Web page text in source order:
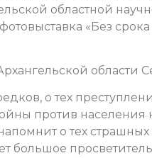
областной
«Без срока
области
о тех
против населения
о тех
большое